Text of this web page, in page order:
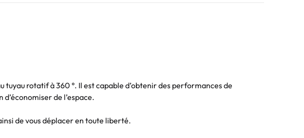
tuyau rotatif à 360 °. Il est capable d’obtenir des performances de
de l’espace.
de vous déplacer en toute liberté.